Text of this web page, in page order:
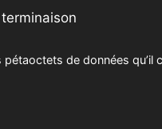
de données qu’il